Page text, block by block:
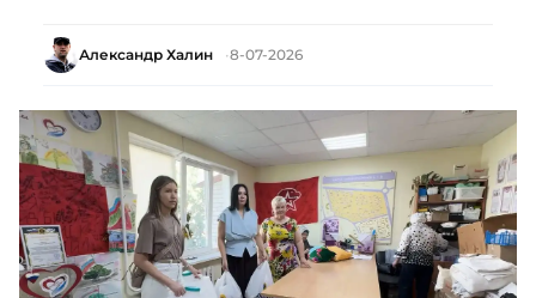
Александр Халин 8-07-2026